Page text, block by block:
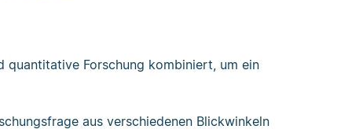
Forschung kombiniert, um ein
aus verschiedenen Blickwinkeln